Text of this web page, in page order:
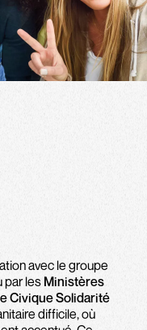
avec le groupe
par les Ministères
Civique Solidarité
difficile, où